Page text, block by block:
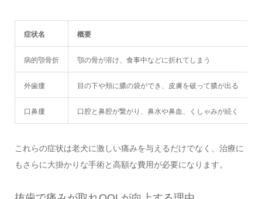
症状名 概要
病的顎骨折 顎の骨が溶け、食事中などに折れてしまう
外歯瘻 目の下や頬に膿の袋ができ、皮膚を破って膿が出る
口鼻瘻 口腔と鼻腔が繋がり、鼻水や鼻血、くしゃみが続く
これらの症状は老犬に激しい痛みを与えるだけでなく、治療に
もさらに大掛かりな手術と高額な費用が必要になります。